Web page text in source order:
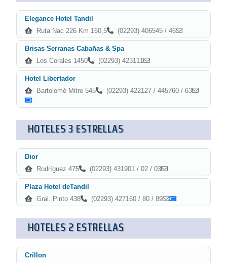
Elegance Hotel Tandil
Ruta Nac 226 Km 160,5
(02293) 406545 / 46
Brisas Serranas Cabañas & Spa
Los Corales 1450
(02293) 423111
Hotel Libertador
Bartolomé Mitre 545
(02293) 422127 / 445760 / 63
HOTELES 3 ESTRELLAS
Dior
Rodríguez 475
(02293) 431901 / 02 / 03
Plaza Hotel deTandil
Gral. Pinto 438
(02293) 427160 / 80 / 89
HOTELES 2 ESTRELLAS
Crillon